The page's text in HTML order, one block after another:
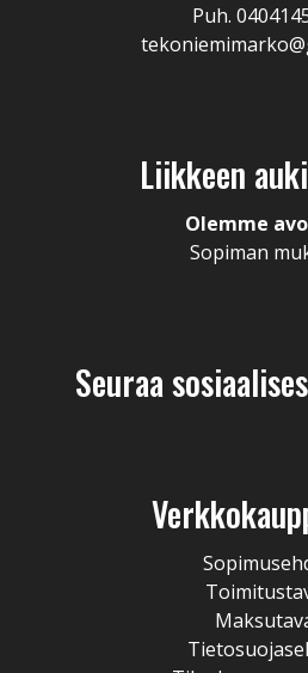
Puh.
Liikkeen
Olemme
Sopiman
Seuraa